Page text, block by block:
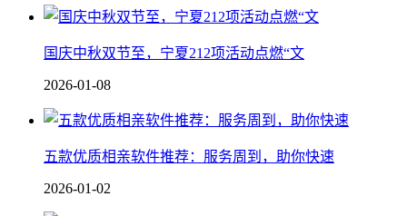
国庆中秋双节至，宁夏212项活动点燃“文
2026-01-08
五款优质相亲软件推荐：服务周到，助你快速
2026-01-02